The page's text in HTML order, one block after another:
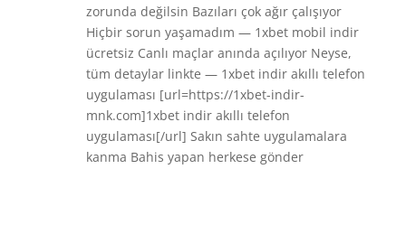
zorunda değilsin Bazıları çok ağır çalışıyor
Hiçbir sorun yaşamadım — 1xbet mobil indir
ücretsiz Canlı maçlar anında açılıyor Neyse,
tüm detaylar linkte — 1xbet indir akıllı telefon
uygulaması [url=https://1xbet-indir-
mnk.com]1xbet indir akıllı telefon
uygulaması[/url] Sakın sahte uygulamalara
kanma Bahis yapan herkese gönder